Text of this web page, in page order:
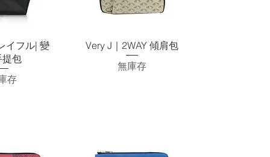
瀏覽
イフル| 變
包
存
快速瀏覽
Very J｜2WAY 傾肩包
無庫存